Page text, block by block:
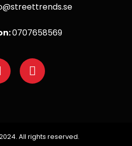
0707658569
All rights reserved.